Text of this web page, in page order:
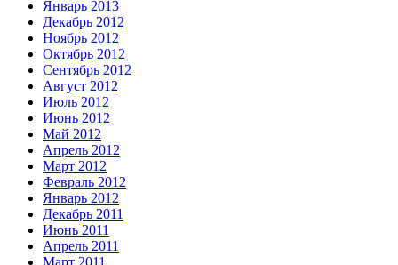
Январь 2013
Декабрь 2012
Ноябрь 2012
Октябрь 2012
Сентябрь 2012
Август 2012
Июль 2012
Июнь 2012
Май 2012
Апрель 2012
Март 2012
Февраль 2012
Январь 2012
Декабрь 2011
Июнь 2011
Апрель 2011
Март 2011